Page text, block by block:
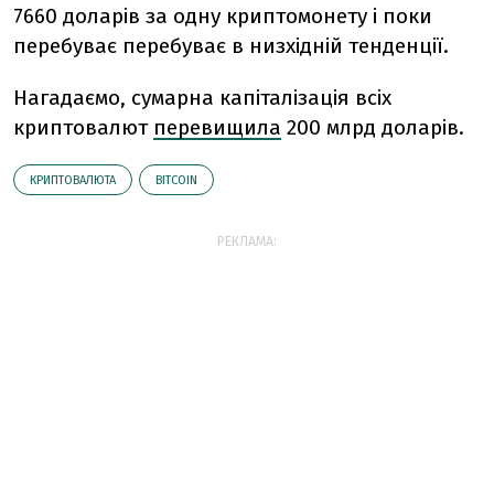
7660 доларів за одну криптомонету і поки
перебуває перебуває в низхідній тенденції.
Нагадаємо, сумарна капіталізація всіх
криптовалют перевищила 200 млрд доларів.
КРИПТОВАЛЮТА BITCOIN
РЕКЛАМА: